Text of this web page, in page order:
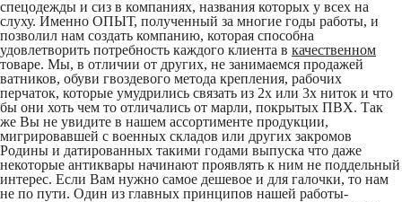
спецодежды и сиз в компаниях, названия которых у всех на
слуху. Именно ОПЫТ, полученный за многие годы работы, и
позволил нам создать компанию, которая способна
удовлетворить потребность каждого клиента в качественном
товаре. Мы, в отличии от других, не занимаемся продажей
ватников, обуви гвоздевого метода крепления, рабочих
перчаток, которые умудрились связать из 2х или 3х ниток и что
бы они хоть чем то отличались от марли, покрытых ПВХ. Так
же Вы не увидите в нашем ассортименте продукции,
мигрировавшей с военных складов или других закромов
Родины и датированных такими годами выпуска что даже
некоторые антиквары начинают проявлять к ним не поддельный
интерес. Если Вам нужно самое дешевое и для галочки, то нам
не по пути. Один из главных принципов нашей работы-